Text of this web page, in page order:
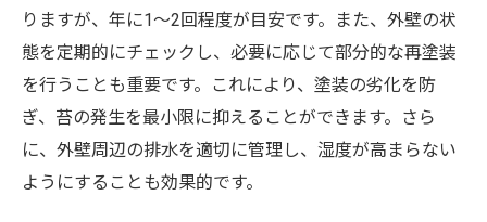
湿気に強い外壁塗装で苔を防ぐポイント
湿度の影響を受けにくい苔防止塗料の選定
湿度対策としての外壁塗装の重要性
湿度に負けない外壁塗装技術と苔防止
高湿度地域における苔防止外壁塗装の実例
苔対策に最適な外壁塗装の最新テクニックを解
りますが、年に1〜2回程度が目安です。また、外壁の状
態を定期的にチェックし、必要に応じて部分的な再塗装
を行うことも重要です。これにより、塗装の劣化を防
ぎ、苔の発生を最小限に抑えることができます。さら
に、外壁周辺の排水を適切に管理し、湿度が高まらない
ようにすることも効果的です。